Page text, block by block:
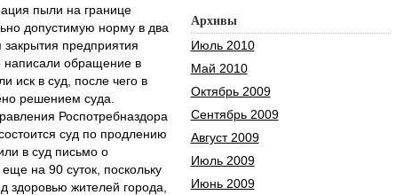
пыли на границе
допустимую норму в два
предприятия
написали обращение в
иск в суд, после чего в
решением суда.
Роспотребназдора
суд по продлению
в суд письмо о
на 90 суток, поскольку
здоровью жителей города,
Архивы
Июль 2010
Май 2010
Октябрь 2009
Сентябрь 2009
Август 2009
Июль 2009
Июнь 2009